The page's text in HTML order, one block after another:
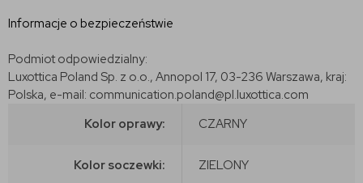
Informacje o bezpieczeństwie
Podmiot odpowiedzialny:
Luxottica Poland Sp. z o.o., Annopol 17, 03-236 Warszawa, kraj:
Polska, e-mail: communication.poland@pl.luxottica.com
Kolor oprawy:
CZARNY
Kolor soczewki: ZIELONY